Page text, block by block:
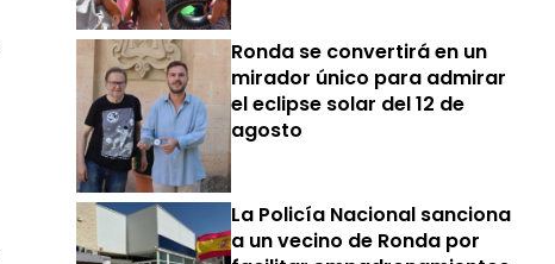
Ronda se convertirá en un
mirador único para admirar
el eclipse solar del 12 de
agosto
La Policía Nacional sanciona
a un vecino de Ronda por